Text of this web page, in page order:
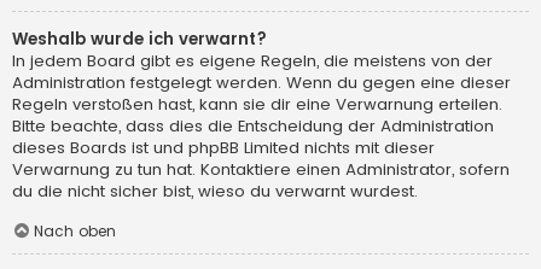
Weshalb wurde ich verwarnt?
In jedem Board gibt es eigene Regeln, die meistens von der
Administration festgelegt werden. Wenn du gegen eine dieser
Regeln verstoßen hast, kann sie dir eine Verwarnung erteilen.
Bitte beachte, dass dies die Entscheidung der Administration
dieses Boards ist und phpBB Limited nichts mit dieser
Verwarnung zu tun hat. Kontaktiere einen Administrator, sofern
du die nicht sicher bist, wieso du verwarnt wurdest.
Nach oben